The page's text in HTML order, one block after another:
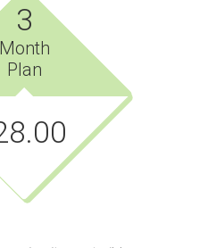
3
Month
Plan